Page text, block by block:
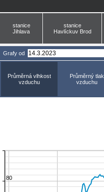
stanice
Jihlava
stanice
Havlíckuv Brod
Grafy od
Průměrná vlhkost
vzduchu
Průměrný tlak
vzduchu
80